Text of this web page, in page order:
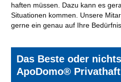
haften müssen. Dazu kann es
Situationen kommen. Unsere
gerne ein genau auf Ihre
Das Beste oder
ApoDomo®